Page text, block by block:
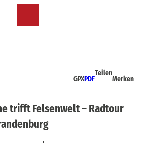
GPXPDF
Teilen
Merken
trifft Felsenwelt – Radtour